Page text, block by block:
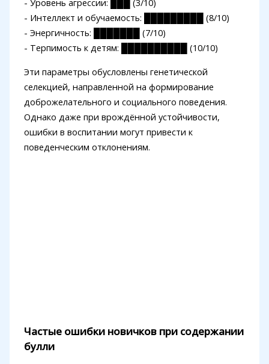
- Уровень агрессии: ███ (3/10)
- Интеллект и обучаемость: █████████ (8/10)
- Энергичность: ███████ (7/10)
- Терпимость к детям: ██████████ (10/10)
Эти параметры обусловлены генетической
селекцией, направленной на формирование
доброжелательного и социального поведения.
Однако даже при врождённой устойчивости,
ошибки в воспитании могут привести к
поведенческим отклонениям.
Частые ошибки новичков при содержании
булли